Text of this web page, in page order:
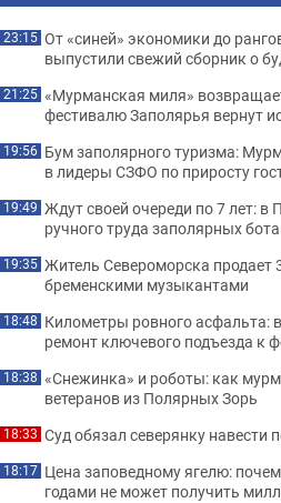
23:15 От «синей» экономики до
выпустили свежий сборник о
21:25 «Мурманская миля»
фестивалю Заполярья вернут
19:56 Бум заполярного туризма:
в лидеры СЗФО по приросту
19:49 Ждут своей очереди по 7 лет:
ручного труда заполярных
19:35 Житель Североморска продает
бременскими музыкантами
18:48 Километры ровного асфальта:
ремонт ключевого подъезда к
18:38 «Снежинка» и роботы: как
ветеранов из Полярных Зорь
18:33 Суд обязал северянку навести
18:17 Цена заповедному ягелю:
годами не может получить